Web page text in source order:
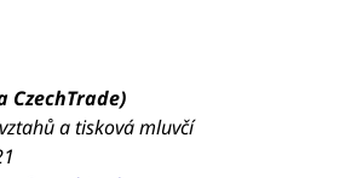
CzechTrade)
a tisková mluvčí